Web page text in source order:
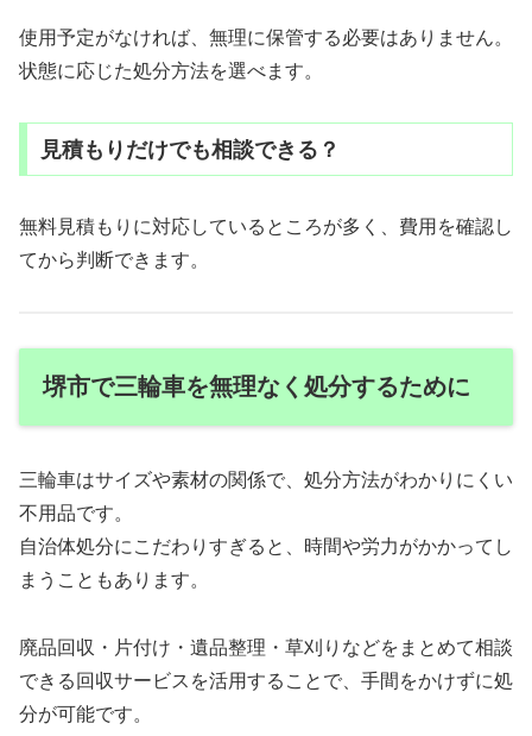
使用予定がなければ、無理に保管する必要はありません。
状態に応じた処分方法を選べます。
見積もりだけでも相談できる？
無料見積もりに対応しているところが多く、費用を確認し
てから判断できます。
堺市で三輪車を無理なく処分するために
三輪車はサイズや素材の関係で、処分方法がわかりにくい
不用品です。
自治体処分にこだわりすぎると、時間や労力がかかってし
まうこともあります。
廃品回収・片付け・遺品整理・草刈りなどをまとめて相談
できる回収サービスを活用することで、手間をかけずに処
分が可能です。